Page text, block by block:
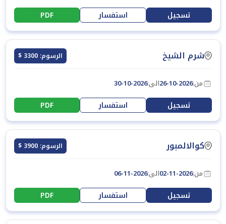
تسجيل استفسار PDF
شرم الشيخ الرسوم: 3300 $
من:26-10-2026الى:30-10-2026
تسجيل استفسار PDF
كوالالمبور الرسوم: 3900 $
من:02-11-2026الى:06-11-2026
تسجيل استفسار PDF